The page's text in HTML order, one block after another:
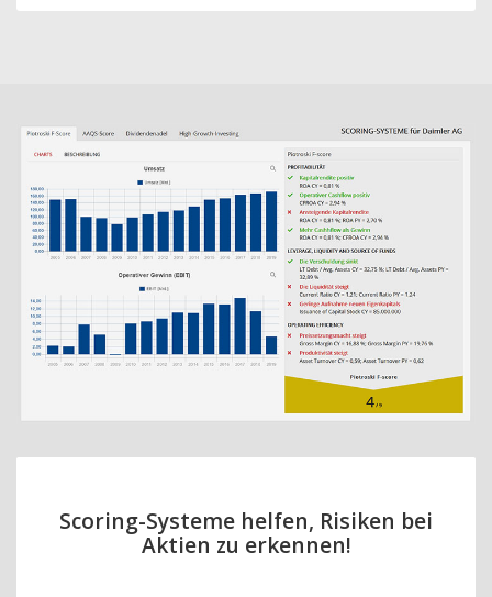
Scoring-Systeme helfen, Risiken bei
Aktien zu erkennen!